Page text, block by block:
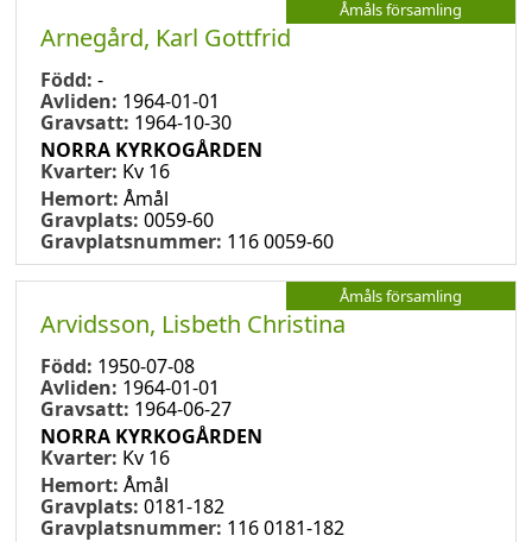
Åmåls församling
Arnegård, Karl Gottfrid
Född: -
Avliden: 1964-01-01
Gravsatt: 1964-10-30
NORRA KYRKOGÅRDEN
Kvarter: Kv 16
Hemort: Åmål
Gravplats: 0059-60
Gravplatsnummer: 116 0059-60
Åmåls församling
Arvidsson, Lisbeth Christina
Född: 1950-07-08
Avliden: 1964-01-01
Gravsatt: 1964-06-27
NORRA KYRKOGÅRDEN
Kvarter: Kv 16
Hemort: Åmål
Gravplats: 0181-182
Gravplatsnummer: 116 0181-182